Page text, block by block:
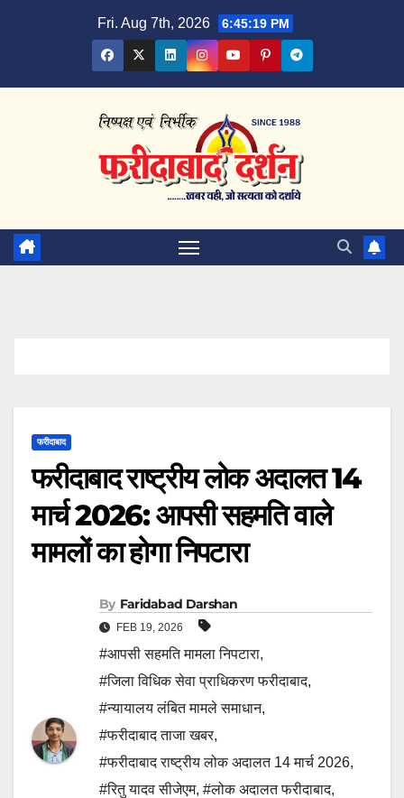
Fri. Aug 7th, 2026 6:45:20 PM
फरीदाबाद
फरीदाबाद राष्ट्रीय लोक अदालत 14
मार्च 2026: आपसी सहमति वाले
मामलों का होगा निपटारा
By Faridabad Darshan
FEB 19, 2026
#आपसी सहमति मामला निपटारा,
#जिला विधिक सेवा प्राधिकरण फरीदाबाद,
#न्यायालय लंबित मामले समाधान,
#फरीदाबाद ताजा खबर,
#फरीदाबाद राष्ट्रीय लोक अदालत 14 मार्च 2026,
#रितु यादव सीजेएम, #लोक अदालत फरीदाबाद,